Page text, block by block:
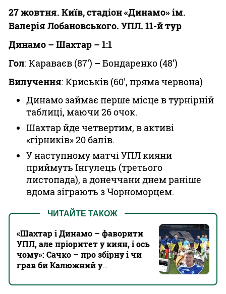
27 жовтня. Київ, стадіон «Динамо» ім.
Валерія Лобановського. УПЛ. 11-й тур
Динамо – Шахтар – 1:1
Гол: Караваєв (87') – Бондаренко (48’)
Вилучення: Криськів (60', пряма червона)
Динамо займає перше місце в турнірній
таблиці, маючи 26 очок.
Шахтар йде четвертим, в активі
«гірників» 20 балів.
У наступному матчі УПЛ кияни
приймуть Інгулець (третього
листопада), а донеччани днем раніше
вдома зіграють з Чорноморцем.
ЧИТАЙТЕ ТАКОЖ
«‎Шахтар і Динамо – фаворити
УПЛ, але пріоритет у киян, і ось
чому»: Сачко – про збірну і чи
грав би Калюжний у